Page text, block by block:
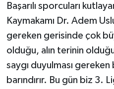
Başarılı sporcuları
Kaymakamı Dr. Adem
gereken gerisinde çok
olduğu, alın terinin
saygı duyulması
barındırır. Bu gün biz 3.